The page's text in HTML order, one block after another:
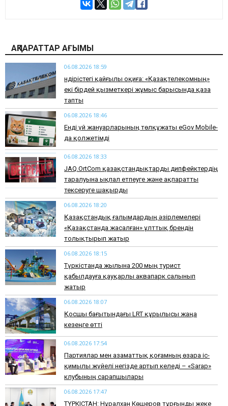
АҚПАРАТТАР АҒЫМЫ
06.08.2026 18:59
Өндірістегі қайғылы оқиға: «Қазақтелекомның»
екі бірдей қызметкері жұмыс барысында қаза
тапты
06.08.2026 18:46
Енді үй жануарларының төлқұжаты eGov Mobile-
да қолжетімді
06.08.2026 18:33
JAQ.OrtCom қазақстандықтарды дипфейктердің
таралуына ықпал етпеуге және ақпаратты
тексеруге шақырды
06.08.2026 18:20
Қазақстандық ғалымдардың әзірлемелері
«Қазақстанда жасалған» ұлттық брендін
толықтырып жатыр
06.08.2026 18:15
Түркістанда жылына 200 мың турист
қабылдауға қауқарлы аквапарк салынып
жатыр
06.08.2026 18:07
Қосшы бағытындағы LRT құрылысы жаңа
кезеңге өтті
06.08.2026 17:54
Партиялар мен азаматтық қоғамның өзара іс-
қимылы жүйелі негізде артып келеді – «Sarap»
клубының сарапшылары
06.08.2026 17:47
ТҮРКІСТАН: Нұралхан Көшеров тұрғынды жеке